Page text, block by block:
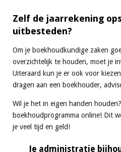
Zelf de jaarrekening
uitbesteden?
Om je boekhoudkundige zaken
overzichtelijk te houden, moet je
Uiteraard kun je er ook voor
dragen aan een boekhouder,
Wil je het in eigen handen
boekhoudprogramma online! Dit
je veel tijd en geld!
Je administratie